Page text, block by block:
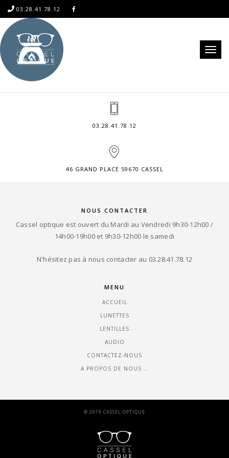
03.28.41.78.12
Toggle
03.28.41.78.12
46 GRAND PLACE 59670 CASSEL
NOUS CONTACTER
Cassel optique est ouvert du Mardi au Vendredi 9h30-12h00 /
14h00-19h00 et 9h30-12h00 le samedi
N'hésitez pas à nous contacter au 03.28.41.78.12
MENU
ACCUEIL
LUNETTES
LENTILLES
AUDIO
CONTACTEZ-NOUS
A PROPOS DE NOUS …
© 2019 CASSEL OPTIQUE